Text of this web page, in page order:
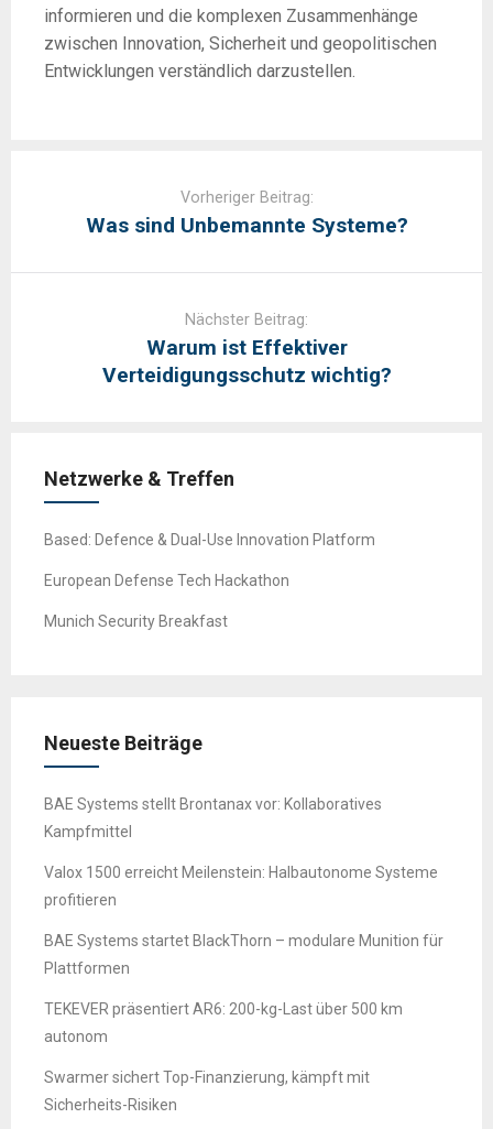
informieren und die komplexen Zusammenhänge
zwischen Innovation, Sicherheit und geopolitischen
Entwicklungen verständlich darzustellen.
Vorheriger Beitrag:
Was sind Unbemannte Systeme?
Nächster Beitrag:
Warum ist Effektiver
Verteidigungsschutz wichtig?
Netzwerke & Treffen
Based: Defence & Dual-Use Innovation Platform
European Defense Tech Hackathon
Munich Security Breakfast
Neueste Beiträge
BAE Systems stellt Brontanax vor: Kollaboratives
Kampfmittel
Valox 1500 erreicht Meilenstein: Halbautonome Systeme
profitieren
BAE Systems startet BlackThorn – modulare Munition für
Plattformen
TEKEVER präsentiert AR6: 200-kg-Last über 500 km
autonom
Swarmer sichert Top-Finanzierung, kämpft mit
Sicherheits-Risiken